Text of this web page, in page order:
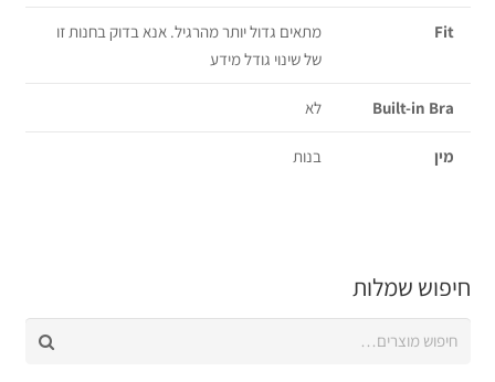
Fit
מתאים גדול יותר מהרגיל. אנא בדוק בחנות זו
של שינוי גודל מידע
Built-in Bra לא
מין בנות
חיפוש שמלות